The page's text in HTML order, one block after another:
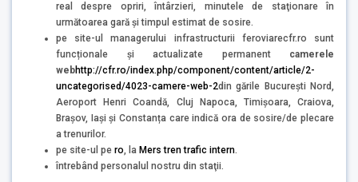
real despre opriri, întârzieri, minutele de staţionare în
următoarea gară şi timpul estimat de sosire.
pe site-ul managerului infrastructurii feroviarecfr.ro sunt
funcționale și actualizate permanent camerele
webhttp://cfr.ro/index.php/component/content/article/2-
uncategorised/4023-camere-web-2din gările București Nord,
Aeroport Henri Coandă, Cluj Napoca, Timișoara, Craiova,
Brașov, Iași și Constanța care indică ora de sosire/de plecare
a trenurilor.
pe site-ul pe ro, la Mers tren trafic intern.
întrebând personalul nostru din staţii.